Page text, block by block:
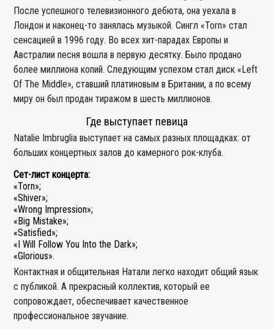
После успешного телевизионного дебюта, она уехала в
Лондон и наконец-то занялась музыкой. Сингл «Torn» стал
сенсацией в 1996 году. Во всех хит-парадах Европы и
Австралии песня вошла в первую десятку. Было продано
более миллиона копий. Следующим успехом стал диск «Left
Of The Middle», ставший платиновым в Британии, а по всему
миру он был продан тиражом в шесть миллионов.
Где выступает певица
Natalie Imbruglia выступает на самых разных площадках: от
больших концертных залов до камерного рок-клуба.
Сет-лист концерта:
«Torn»;
«Shiver»;
«Wrong Impression»;
«Big Mistake»;
«Satisfied»;
«I Will Follow You Into the Dark»;
«Glorious».
Контактная и общительная Натали легко находит общий язык
с публикой. А прекрасный коллектив, который ее
сопровождает, обеспечивает качественное
профессиональное звучание.